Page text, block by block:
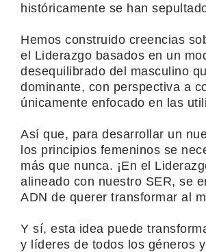
históricamente se han
Hemos construido creencias
el Liderazgo basados en un
desequilibrado del masculino
dominante, con perspectiva a
únicamente enfocado en las
Así que, para desarrollar un
los principios femeninos se
más que nunca. ¡En el
alineado con nuestro SER, se
ADN de querer transformar al
Y sí, esta idea puede
y líderes de todos los géneros